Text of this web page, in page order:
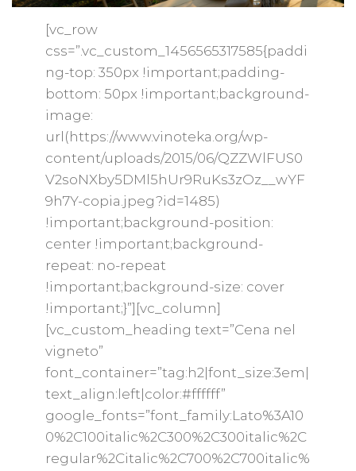
[vc_row
css=”.vc_custom_1456565317585{paddi
ng-top: 350px !important;padding-
bottom: 50px !important;background-
image:
url(https://www.vinoteka.org/wp-
content/uploads/2015/06/QZZWlFUS0
V2soNXby5DMl5hUr9RuKs3zOz__wYF
9h7Y-copia.jpeg?id=1485)
!important;background-position:
center !important;background-
repeat: no-repeat
!important;background-size: cover
!important;}”][vc_column]
[vc_custom_heading text=”Cena nel
vigneto”
font_container=”tag:h2|font_size:3em|
text_align:left|color:#ffffff”
google_fonts=”font_family:Lato%3A10
0%2C100italic%2C300%2C300italic%2C
regular%2Citalic%2C700%2C700italic%